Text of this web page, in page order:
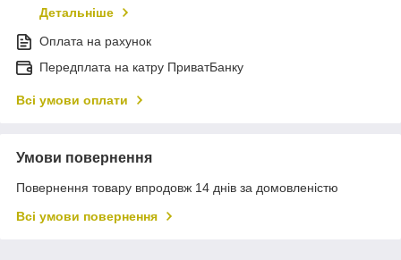
Детальніше
Оплата на рахунок
Передплата на катру ПриватБанку
Всі умови оплати
Умови повернення
Повернення товару впродовж 14 днів за домовленістю
Всі умови повернення